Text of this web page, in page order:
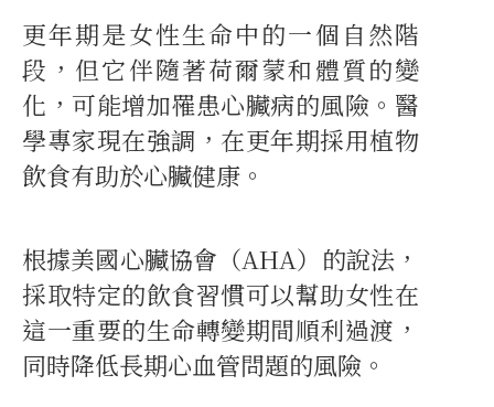
更年期是女性生命中的一個自然階
段，但它伴隨著荷爾蒙和體質的變
化，可能增加罹患心臟病的風險。醫
學專家現在強調，在更年期採用植物
飲食有助於心臟健康。
根據美國心臟協會（AHA）的說法，
採取特定的飲食習慣可以幫助女性在
這一重要的生命轉變期間順利過渡，
同時降低長期心血管問題的風險。